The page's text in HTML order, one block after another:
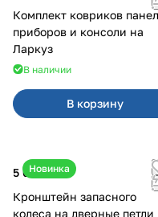
Комплект ковриков
приборов и консоли на
Ларкуз
В наличии
В корзину
Новинка
5 050 ₽
Кронштейн запасного
колеса на дверные петли